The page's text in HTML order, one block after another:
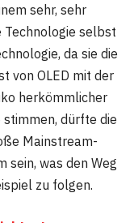
sehr, sehr
selbst
da sie die
von OLED mit der
herkömmlicher
stimmen, dürfte die
Mainstream-
sein, was den Weg
zu folgen.